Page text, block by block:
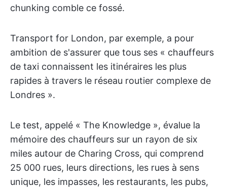
chunking comble ce fossé.
Transport for London, par exemple, a pour
ambition de s'assurer que tous ses « chauffeurs
de taxi connaissent les itinéraires les plus
rapides à travers le réseau routier complexe de
Londres ».
Le test, appelé « The Knowledge », évalue la
mémoire des chauffeurs sur un rayon de six
miles autour de Charing Cross, qui comprend
25 000 rues, leurs directions, les rues à sens
unique, les impasses, les restaurants, les pubs,